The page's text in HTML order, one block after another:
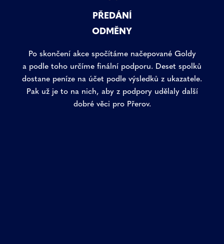
PŘEDÁNÍ
ODMĚNY
Po skončení akce spočítáme načepované Goldy
a podle toho určíme finální podporu. Deset spolků
dostane peníze na účet podle výsledků z ukazatele.
Pak už je to na nich, aby z podpory udělaly další
dobré věci pro Přerov.